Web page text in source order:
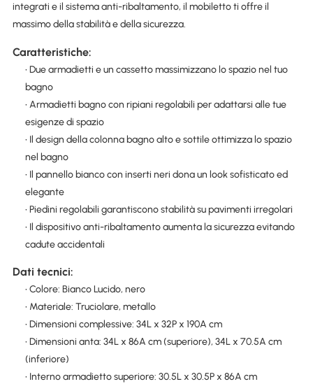
integrati e il sistema anti-ribaltamento, il mobiletto ti offre il
massimo della stabilità e della sicurezza.
Caratteristiche:
• Due armadietti e un cassetto massimizzano lo spazio nel tuo
bagno
• Armadietti bagno con ripiani regolabili per adattarsi alle tue
esigenze di spazio
• Il design della colonna bagno alto e sottile ottimizza lo spazio
nel bagno
• Il pannello bianco con inserti neri dona un look sofisticato ed
elegante
• Piedini regolabili garantiscono stabilità su pavimenti irregolari
• Il dispositivo anti-ribaltamento aumenta la sicurezza evitando
cadute accidentali
Dati tecnici:
• Colore: Bianco Lucido, nero
• Materiale: Truciolare, metallo
• Dimensioni complessive: 34L x 32P x 190A cm
• Dimensioni anta: 34L x 86A cm (superiore), 34L x 70.5A cm
(inferiore)
• Interno armadietto superiore: 30.5L x 30.5P x 86A cm